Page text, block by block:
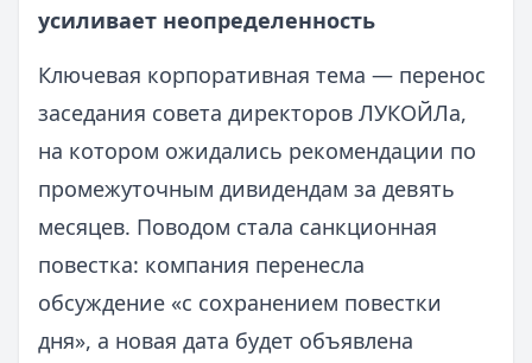
усиливает неопределенность
Ключевая корпоративная тема — перенос
заседания совета директоров ЛУКОЙЛа,
на котором ожидались рекомендации по
промежуточным дивидендам за девять
месяцев. Поводом стала санкционная
повестка: компания перенесла
обсуждение «с сохранением повестки
дня», а новая дата будет объявлена